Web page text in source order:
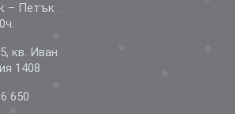
– Петък :
кв. Иван
1408
650